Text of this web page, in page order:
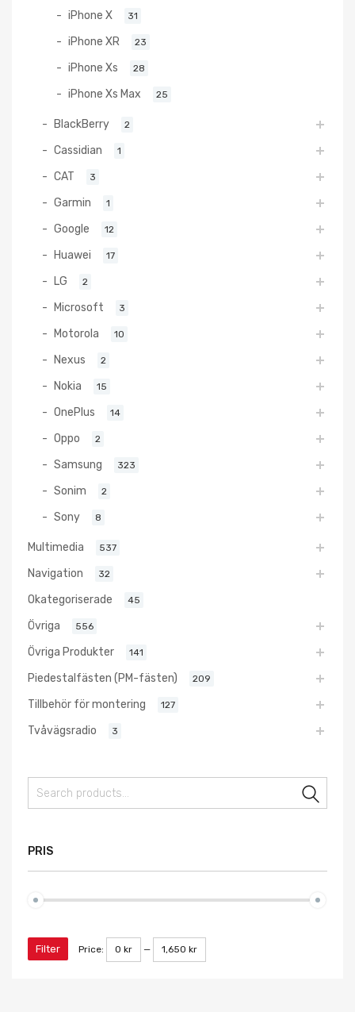
iPhone X 31
iPhone XR 23
iPhone Xs 28
iPhone Xs Max 25
BlackBerry 2
Cassidian 1
CAT 3
Garmin 1
Google 12
Huawei 17
LG 2
Microsoft 3
Motorola 10
Nexus 2
Nokia 15
OnePlus 14
Oppo 2
Samsung 323
Sonim 2
Sony 8
Multimedia 537
Navigation 32
Okategoriserade 45
Övriga 556
Övriga Produkter 141
Piedestalfästen (PM-fästen) 209
Tillbehör för montering 127
Tvåvägsradio 3
PRIS
Filter Price: 0 kr — 1,650 kr